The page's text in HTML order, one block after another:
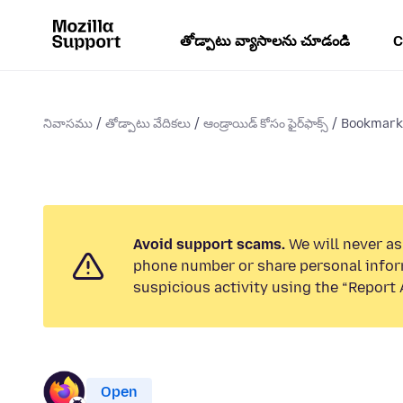
తోడ్పాటు వ్యాసాలను చూడండి
నివాసము తోడ్పాటు వేదికలు ఆండ్రాయిడ్ కోసం ఫైర్‌ఫాక్స్
Avoid support scams. We will never
phone number or share personal
suspicious activity using the “Report
Open